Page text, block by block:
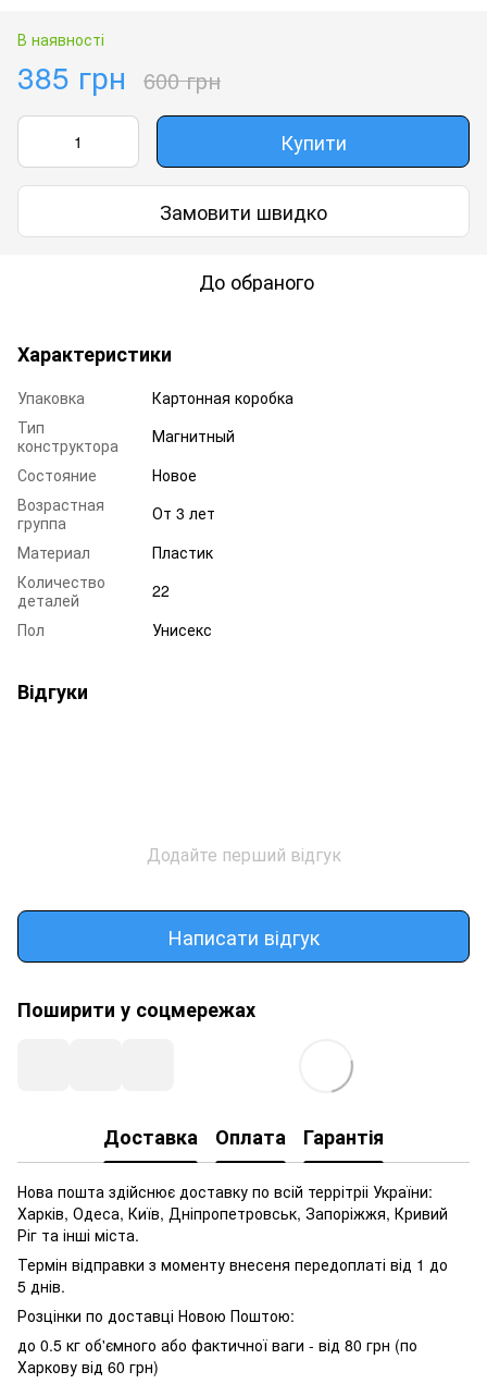
В наявності
385 грн 600 грн
Купити
Замовити швидко
До обраного
Характеристики
Упаковка
Картонная коробка
Тип
конструктора
Магнитный
Состояние
Новое
Возрастная
группа
От 3 лет
Материал
Пластик
Количество
деталей
22
Пол
Унисекс
Відгуки
Додайте перший відгук
Написати відгук
Поширити у соцмережах
Доставка Оплата Гарантія
Нова пошта здійснює доставку по всій террітріі України:
Харків, Одеса, Київ, Дніпропетровськ, Запоріжжя, Кривий
Ріг та інші міста.
Термін відправки з моменту внесеня передоплаті від 1 до
5 днів.
Розцінки по доставці Новою Поштою:
до 0.5 кг об'ємного або фактичної ваги - від 80 грн (по
Харкову від 60 грн)